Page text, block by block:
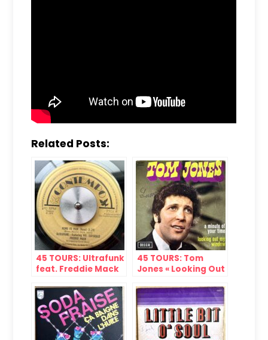
Related Posts:
45 TOURS: Ultrafunk
feat. Freddie Mack
(Contempo, 1974)
45 TOURS: Tom
Jones « Looking Out
(Decca, 1968)